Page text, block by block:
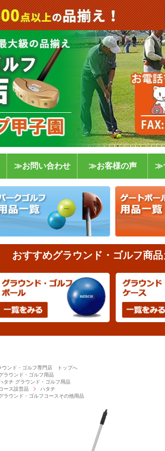
≫お問い合わせ ≫お客様の声 ≫
おすすめグラウンド・ゴルフ商
ウンド・ゴルフ専門店 トップへ
ラウンド・ゴルフ用品
タチ グラウンド・ゴルフ用品
ース設営品
ハタチ
ラウンド・ゴルフコースその他用品